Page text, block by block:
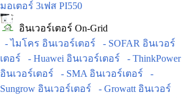
มอเตอร์ 3เฟส PI550
อินเวอร์เตอร์ On-Grid
- ไมโคร อินเวอร์เตอร์
- SOFAR อินเวอร์
เตอร์
- Huawei อินเวอร์เตอร์
- ThinkPower
อินเวอร์เตอร์
- SMA อินเวอร์เตอร์
-
Sungrow อินเวอร์เตอร์
- Growatt อินเวอร์